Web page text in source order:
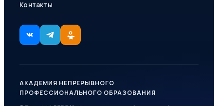
Контакты
АКАДЕМИЯ НЕПРЕРЫВНОГО
ПРОФЕССИОНАЛЬНОГО ОБРАЗОВАНИЯ